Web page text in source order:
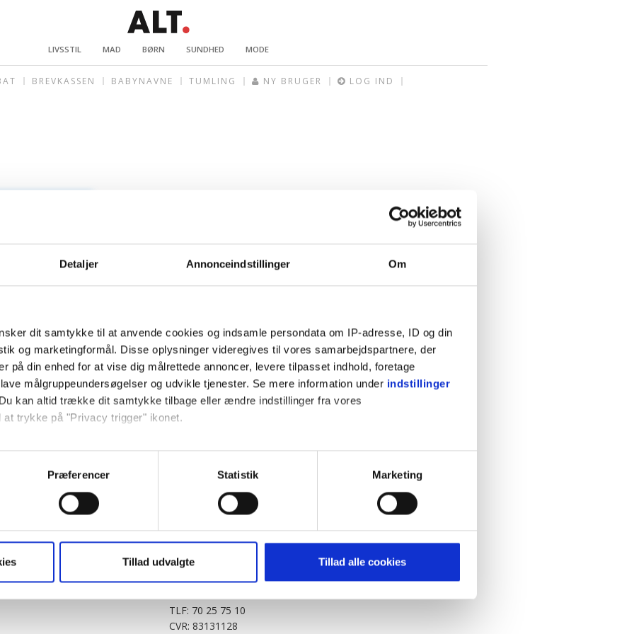
Detaljer Annonceindstillinger Om
dit samtykke til at anvende cookies og indsamle persondata om IP-adresse, ID og din
og marketingformål. Disse oplysninger videregives til vores samarbejdspartnere, der
på din enhed for at vise dig målrettede annoncer, levere tilpasset indhold, foretage
målgruppeundersøgelser og udvikle tjenester. Se mere information under indstillinger
kan altid trække dit samtykke tilbage eller ændre indstillinger fra vores
at trykke på "Privacy trigger" ikonet.
gerne:
om din placering, der kan være nøjagtig inden for få meter
baseret på en scanning af dens unikke karakteristika (fingerprinting)
må bruge egne cookies og cookies fra tredjeparter til at optimere dit besøg på vores
generere statistik og huske dine præferencer samt til brug for markedsføring, så vi
tilbage. Du skal være opmærksom på, at vores hjemmeside muligvis ikke fungerer
cookies eller tilbagetrækker et samtykke. Du kan læse mere om vores brug af cookies
Præferencer Statistik Marketing
Tillad udvalgte Tillad alle cookies
LIVSSTIL MAD BØRN SUNDHED MODE
BREVKASSEN BABYNAVNE TUMLING NY BRUGER LOG IND
KitchenOne.dk
Jollyroom.dk
Outnorth.dk
Klikk.no
Alt.dk
Realityportalen.dk
Cookiepolitik
Privatlivspolitik
BABY.DK
Story House Egmont A/S
Strødamvej 46
TLF: 70 25 75 10
CVR: 83131128